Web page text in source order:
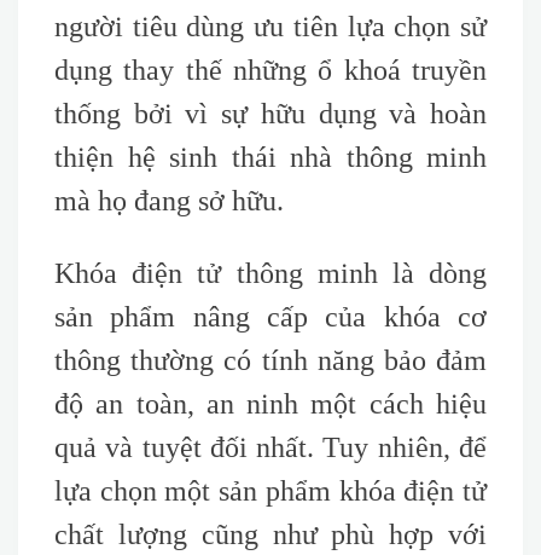
người tiêu dùng ưu tiên lựa chọn sử
dụng thay thế những ổ khoá truyền
thống bởi vì sự hữu dụng và hoàn
thiện hệ sinh thái nhà thông minh
mà họ đang sở hữu.
Khóa điện tử thông minh là dòng
sản phẩm nâng cấp của khóa cơ
thông thường có tính năng bảo đảm
độ an toàn, an ninh một cách hiệu
quả và tuyệt đối nhất. Tuy nhiên, để
lựa chọn một sản phẩm khóa điện tử
chất lượng cũng như phù hợp với